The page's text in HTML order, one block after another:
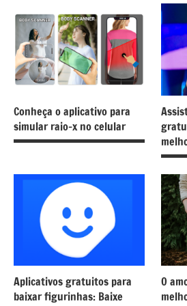
Conheça o aplicativo para
simular raio-x no celular
Aplicativos gratuitos para
baixar figurinhas: Baixe
O